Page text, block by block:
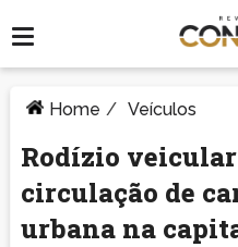
Home / Veículos
Rodízio
circulação de
urbana na